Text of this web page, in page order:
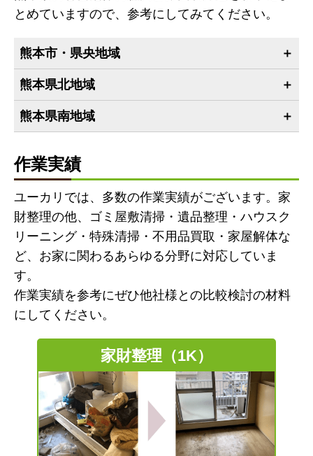
とめていますので、参考にしてみてください。
熊本市・県央地域
熊本県北地域
熊本県南地域
作業実績
ユーカリでは、多数の作業実績がございます。家
財整理の他、ゴミ屋敷清掃・遺品整理・ハウスク
リーニング・特殊清掃・不用品買取・家屋解体な
ど、お家に関わるあらゆる分野に対応していま
す。
作業実績を参考にぜひ他社様との比較検討の材料
にしてください。
家財整理（1K）